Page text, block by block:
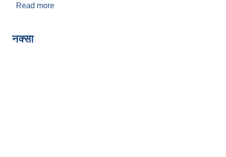
Read more
नक्सा